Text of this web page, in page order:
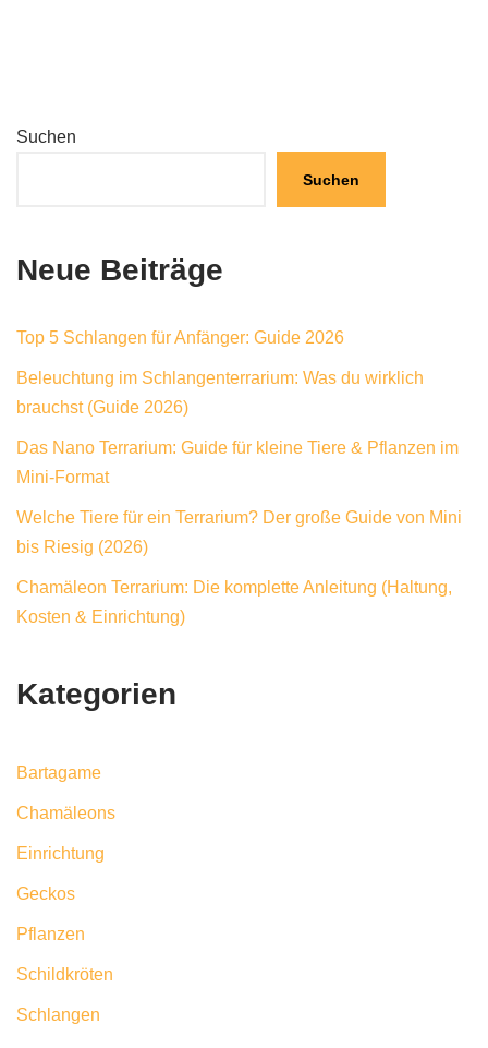
Suchen
Suchen
Neue Beiträge
Top 5 Schlangen für Anfänger: Guide 2026
Beleuchtung im Schlangenterrarium: Was du wirklich
brauchst (Guide 2026)
Das Nano Terrarium: Guide für kleine Tiere & Pflanzen im
Mini-Format
Welche Tiere für ein Terrarium? Der große Guide von Mini
bis Riesig (2026)
Chamäleon Terrarium: Die komplette Anleitung (Haltung,
Kosten & Einrichtung)
Kategorien
Bartagame
Chamäleons
Einrichtung
Geckos
Pflanzen
Schildkröten
Schlangen